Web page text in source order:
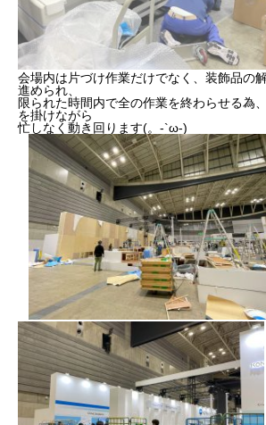
会場内は片づけ作業だけでなく、装飾品の
進められ、
限られた時間内で全の作業を終わらせる為
を掛けながら
忙しなく動き回ります(。-`ω-)